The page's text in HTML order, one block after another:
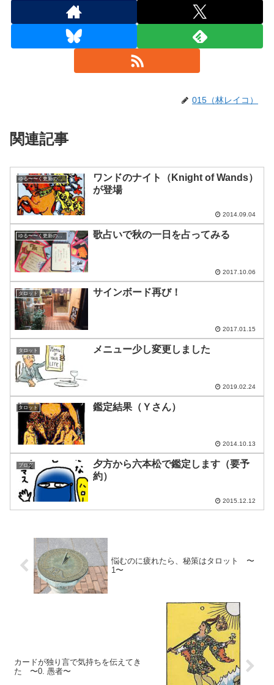
015（林レイコ）
関連記事
ゆる〜〜く更新の日めくり
ワンドのナイト（Knight of Wands）
が登場
2014.09.04
ゆる〜〜く更新の日めくり 歌占いで秋の一日を占ってみる
2017.10.06
タロット サインボード再び！
2017.01.15
タロット メニュー少し変更しました
2019.02.24
タロット 鑑定結果（Ｙさん）
2014.10.13
ブログ
夕方から六本松で鑑定します（要予
約）
2015.12.12
悩むのに疲れたら、秘策はタロット 〜
1〜
カードが独り言で気持ちを伝えてき
た 〜0. 愚者〜